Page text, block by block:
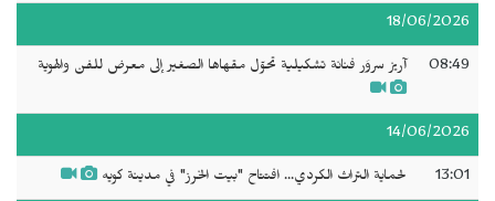
18/06/2026
08:49 آريز سروَر فنانة تشكيلية تحوّل مقهاها الصغير إلى معرض للفن والهوية
14/06/2026
13:01 لحماية التراث الكردي... افتتاح "بيت الخرز" في مدينة كويه